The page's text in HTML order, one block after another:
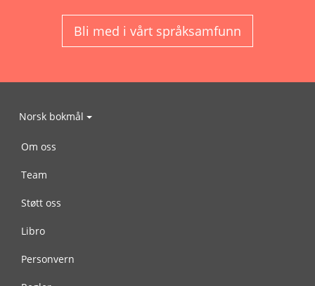
Bli med i vårt språksamfunn
Norsk bokmål
Om oss
Team
Støtt oss
Libro
Personvern